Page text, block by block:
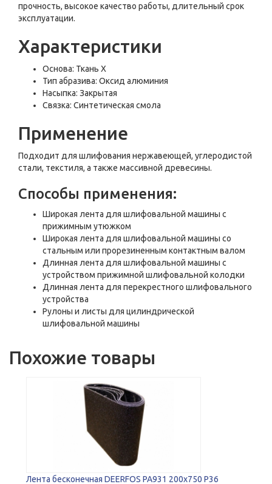
прочность, высокое качество работы, длительный срок
эксплуатации.
Характеристики
Основа: Ткань Х
Тип абразива: Оксид алюминия
Насыпка: Закрытая
Связка: Синтетическая смола
Применение
Подходит для шлифования нержавеющей, углеродистой
стали, текстиля, а также массивной древесины.
Способы применения:
Широкая лента для шлифовальной машины с
прижимным утюжком
Широкая лента для шлифовальной машины со
стальным или прорезиненным контактным валом
Длинная лента для шлифовальной машины с
устройством прижимной шлифовальной колодки
Длинная лента для перекрестного шлифовального
устройства
Рулоны и листы для цилиндрической
шлифовальной машины
Похожие товары
Лента бесконечная DEERFOS PA931 200x750 P36